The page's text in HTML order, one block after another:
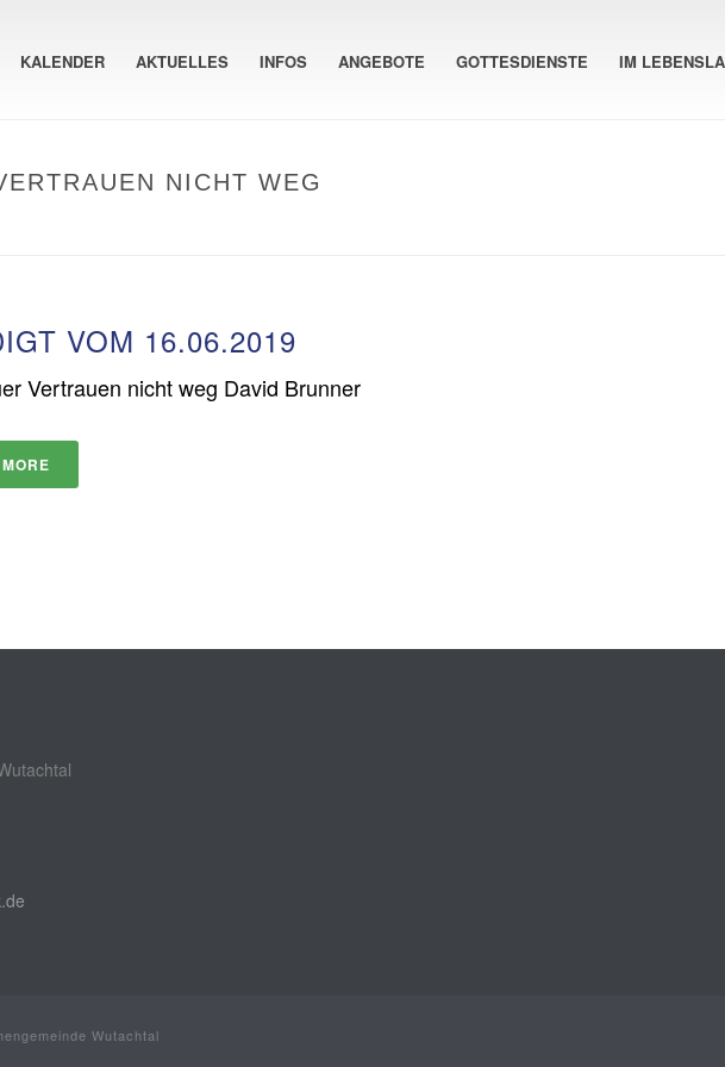
KALENDER AKTUELLES INFOS ANGEBOTE GOTTESDIENSTE IM
NICHT WEG
VOM 16.06.2019
Vertrauen nicht weg David Brunner
Wutachtal